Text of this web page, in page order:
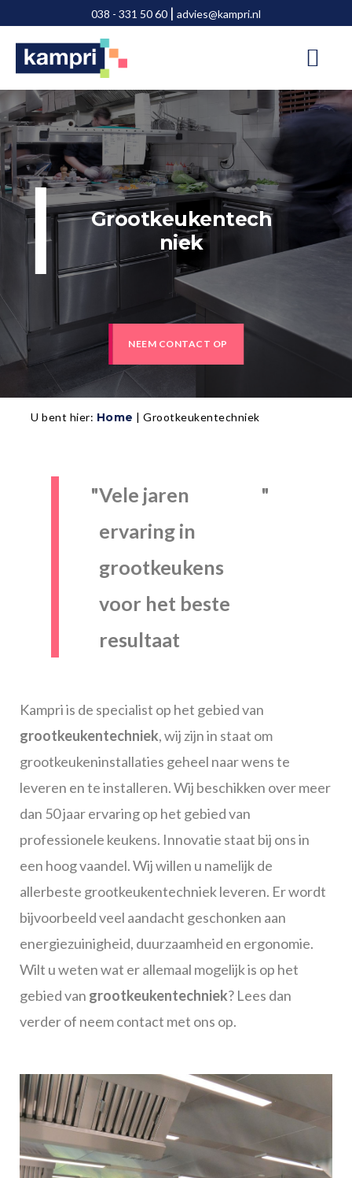
naar
hoofd
inhoud
naar
voettekst
038 - 331 50 60 | advies@kampri.nl
Grootkeukentech
niek
NEEM CONTACT OP
U bent hier: Home | Grootkeukentechniek
Vele jaren
ervaring in
grootkeukens
voor het beste
resultaat
Kampri is de specialist op het gebied van
grootkeukentechniek, wij zijn in staat om
grootkeukeninstallaties geheel naar wens te
leveren en te installeren. Wij beschikken over meer
dan 50 jaar ervaring op het gebied van
professionele keukens. Innovatie staat bij ons in
een hoog vaandel. Wij willen u namelijk de
allerbeste grootkeukentechniek leveren. Er wordt
bijvoorbeeld veel aandacht geschonken aan
energiezuinigheid, duurzaamheid en ergonomie.
Wilt u weten wat er allemaal mogelijk is op het
gebied van grootkeukentechniek? Lees dan
verder of neem contact met ons op.